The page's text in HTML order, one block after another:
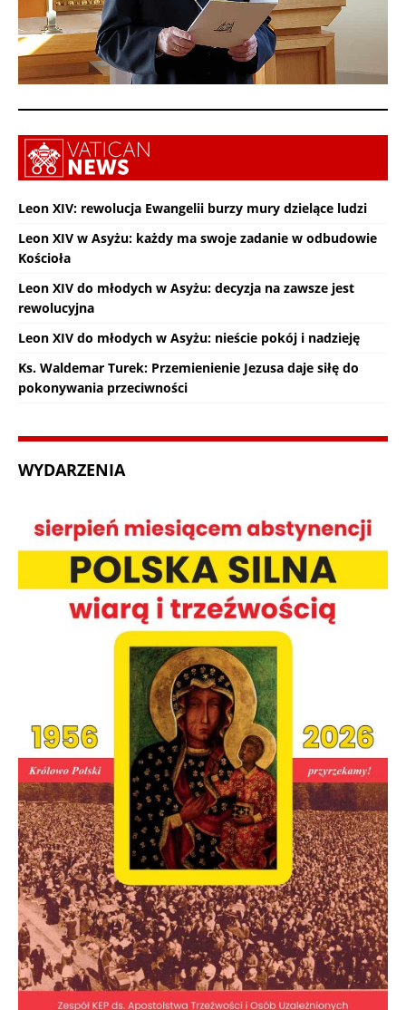
Leon XIV: rewolucja Ewangelii burzy mury dzielące ludzi
Leon XIV w Asyżu: każdy ma swoje zadanie w odbudowie
Kościoła
Leon XIV do młodych w Asyżu: decyzja na zawsze jest
rewolucyjna
Leon XIV do młodych w Asyżu: nieście pokój i nadzieję
Ks. Waldemar Turek: Przemienienie Jezusa daje siłę do
pokonywania przeciwności
WYDARZENIA